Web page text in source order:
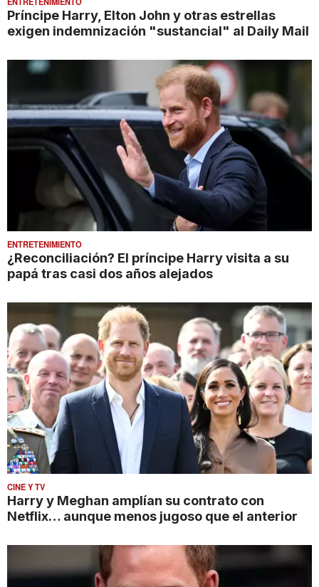
Príncipe Harry, Elton John y otras estrellas
exigen indemnización "sustancial" al Daily Mail
ENTRETENIMIENTO
¿Reconciliación? El príncipe Harry visita a su
papá tras casi dos años alejados
CINE Y TV
Harry y Meghan amplían su contrato con
Netflix… aunque menos jugoso que el anterior